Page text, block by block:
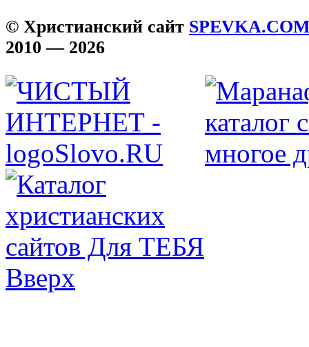
© Христианский сайт
2010 — 2026
Вверх